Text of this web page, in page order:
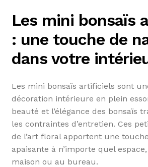
Les mini bonsaïs
: une touche de
dans votre
Les mini bonsaïs artificiels sont
décoration intérieure en plein
beauté et l’élégance des bonsaïs
les contraintes d’entretien. Ces
de l’art floral apportent une
apaisante à n’importe quel
maison ou au bureau.